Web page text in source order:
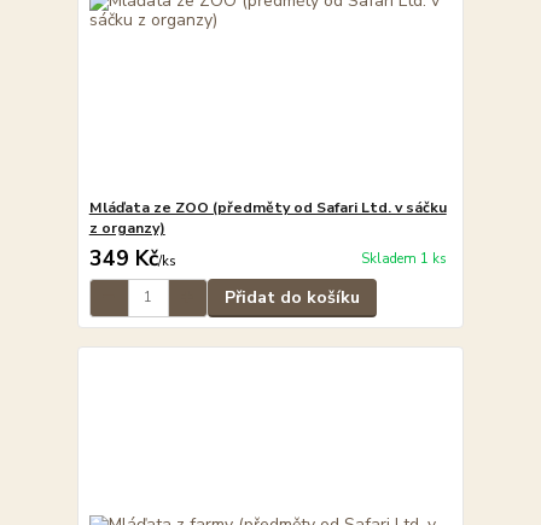
Mláďata ze ZOO (předměty od Safari Ltd. v sáčku
z organzy)
349 Kč/ks Skladem 1 ks
Přidat do košíku